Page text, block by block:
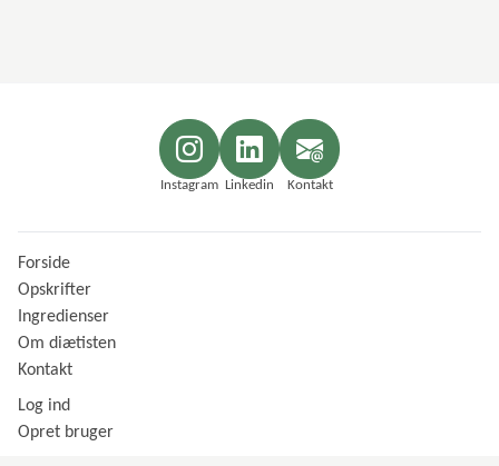
Instagram Linkedin Kontakt
Forside
Opskrifter
Ingredienser
Om diætisten
Kontakt
Log ind
Opret bruger